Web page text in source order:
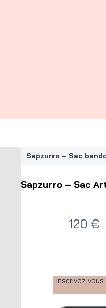
Sapzurro – Sac
Sapzurro – Sac
N
120 €
Inscrivez vous